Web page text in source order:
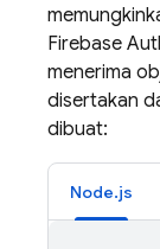
Firebase
menerima
disertakan
dibuat:
Node.js